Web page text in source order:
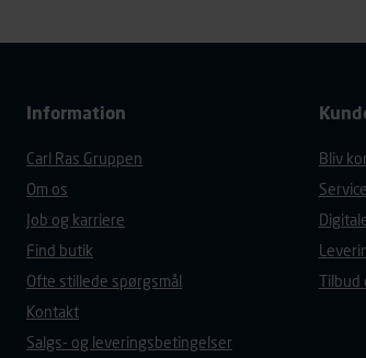
Information
Carl Ras Gruppen
Om os
Job og karriere
Find butik
Ofte stillede spørgsmål
Kontakt
Salgs- og leveringsbetingelser
Bliv